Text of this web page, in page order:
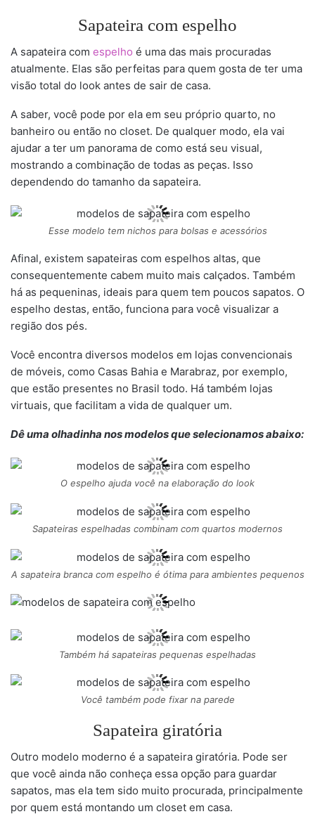
Sapateira com espelho
A sapateira com espelho é uma das mais procuradas
atualmente. Elas são perfeitas para quem gosta de ter uma
visão total do look antes de sair de casa.
A saber, você pode por ela em seu próprio quarto, no
banheiro ou então no closet. De qualquer modo, ela vai
ajudar a ter um panorama de como está seu visual,
mostrando a combinação de todas as peças. Isso
dependendo do tamanho da sapateira.
Esse modelo tem nichos para bolsas e acessórios
Afinal, existem sapateiras com espelhos altas, que
consequentemente cabem muito mais calçados. Também
há as pequeninas, ideais para quem tem poucos sapatos. O
espelho destas, então, funciona para você visualizar a
região dos pés.
Você encontra diversos modelos em lojas convencionais
de móveis, como Casas Bahia e Marabraz, por exemplo,
que estão presentes no Brasil todo. Há também lojas
virtuais, que facilitam a vida de qualquer um.
Dê uma olhadinha nos modelos que selecionamos abaixo:
O espelho ajuda você na elaboração do look
Sapateiras espelhadas combinam com quartos modernos
A sapateira branca com espelho é ótima para ambientes pequenos
Também há sapateiras pequenas espelhadas
Você também pode fixar na parede
Sapateira giratória
Outro modelo moderno é a sapateira giratória. Pode ser
que você ainda não conheça essa opção para guardar
sapatos, mas ela tem sido muito procurada, principalmente
por quem está montando um closet em casa.